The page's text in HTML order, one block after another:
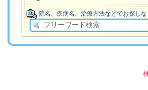
院名、疾病名、治療方法などでお探し